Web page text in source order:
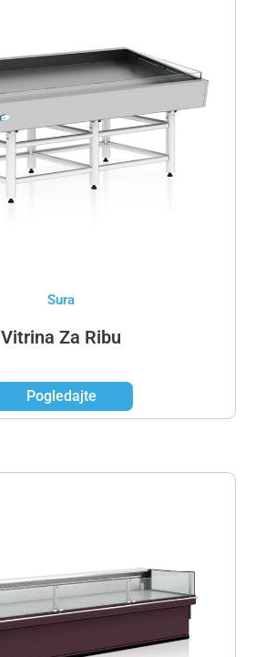
Sura
Vitrina Za Ribu
Pogledajte